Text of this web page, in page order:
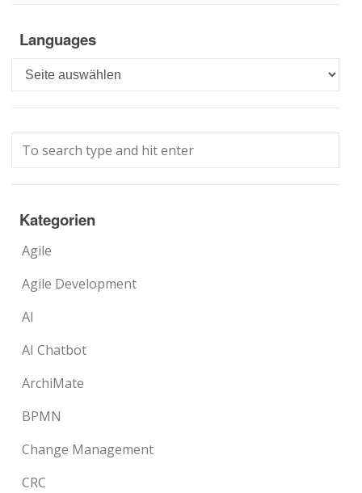
Languages
Languages
Kategorien
Agile
Agile Development
AI
AI Chatbot
ArchiMate
BPMN
Change Management
CRC